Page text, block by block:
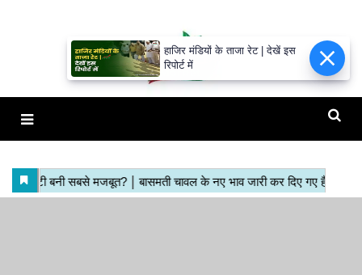
हाजिर मंडियों के ताजा रेट | देखें इस
रिपोर्ट में